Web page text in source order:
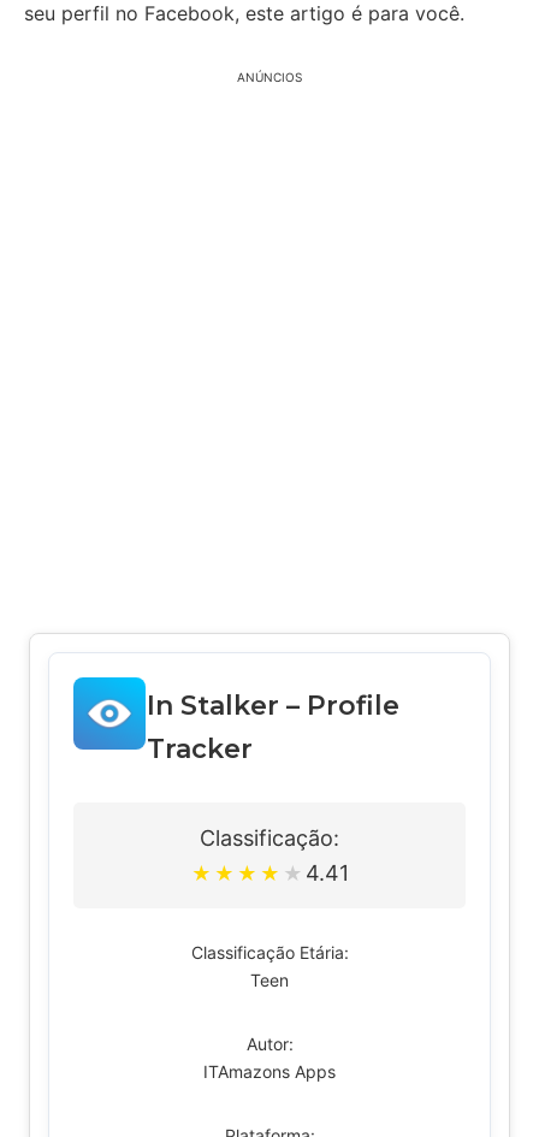
seu perfil no Facebook, este artigo é para você.
ANÚNCIOS
In Stalker – Profile
Tracker
Classificação:
★ ★ ★ ★ ★ 4.41
Classificação Etária:
Teen
Autor:
ITAmazons Apps